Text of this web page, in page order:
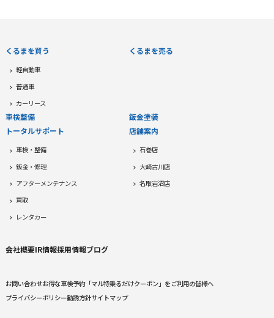
くるまを買う
軽自動車
普通車
カーリース
くるまを売る
車検整備
鈑金塗装
トータルサポート
車検・整備
鈑金・修理
アフターメンテナンス
買取
レンタカー
店舗案内
石巻店
大崎古川店
名取岩沼店
会社概要IR情報採用情報ブログ
お問い合わせお得な車検予約「マル特乗るだけクーポン」をご利用の皆様へ
プライバシーポリシー勧誘方針サイトマップ